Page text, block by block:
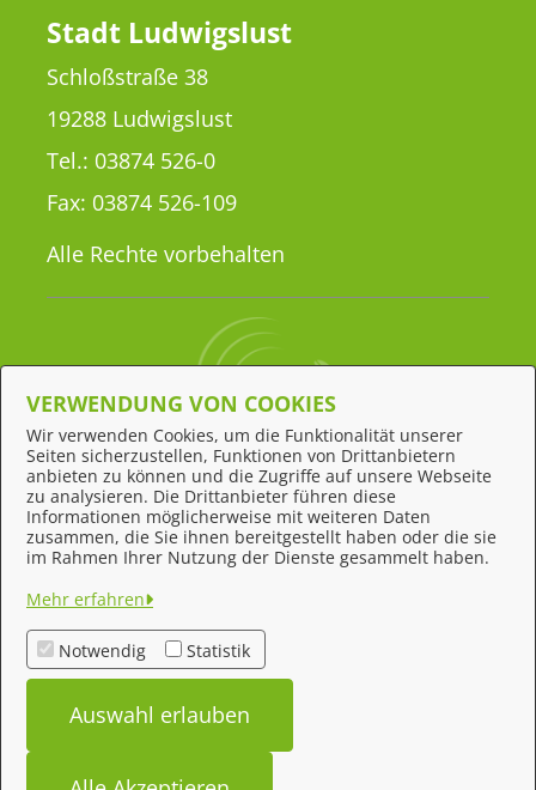
Behördennummer 115
Stadt Ludwigslust
Schloßstraße 38
19288 Ludwigslust
Tel.: 03874 526-0
Fax: 03874 526-109
Alle Rechte vorbehalten
Feedback
Impressum
Datenschutz
Kontakt
Barrierefreiheit
VERWENDUNG VON COOKIES
Wir verwenden Cookies, um die Funktionalität unserer
Seiten sicherzustellen, Funktionen von Drittanbietern
anbieten zu können und die Zugriffe auf unsere Webseite
zu analysieren. Die Drittanbieter führen diese
Informationen möglicherweise mit weiteren Daten
zusammen, die Sie ihnen bereitgestellt haben oder die sie
im Rahmen Ihrer Nutzung der Dienste gesammelt haben.
Mehr erfahren
Notwendig Statistik
Auswahl erlauben